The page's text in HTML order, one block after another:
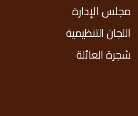
مجلس الإدارة
اللجان التنظيمية
شجرة العائلة